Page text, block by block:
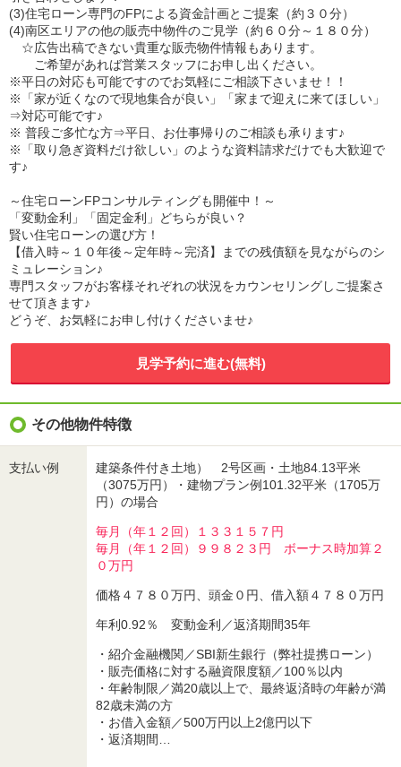
(3)住宅ローン専門のFPによる資金計画とご提案（約３０分）
(4)南区エリアの他の販売中物件のご見学（約６０分～１８０分）
☆広告出稿できない貴重な販売物件情報もあります。
ご希望があれば営業スタッフにお申し出ください。
※平日の対応も可能ですのでお気軽にご相談下さいませ！！
※「家が近くなので現地集合が良い」「家まで迎えに来てほしい」
⇒対応可能です♪
※ 普段ご多忙な方⇒平日、お仕事帰りのご相談も承ります♪
※「取り急ぎ資料だけ欲しい」のような資料請求だけでも大歓迎で
す♪
～住宅ローンFPコンサルティングも開催中！～
「変動金利」「固定金利」どちらが良い？
賢い住宅ローンの選び方！
【借入時～１０年後～定年時～完済】までの残債額を見ながらのシ
ミュレーション♪
専門スタッフがお客様それぞれの状況をカウンセリングしご提案さ
せて頂きます♪
どうぞ、お気軽にお申し付けくださいませ♪
見学予約に進む(無料)
その他物件特徴
支払い例
建築条件付き土地） 2号区画・土地84.13平米
（3075万円）・建物プラン例101.32平米（1705万
円）の場合
毎月（年１２回）１３３１５７円
毎月（年１２回）９９８２３円 ボーナス時加算２
０万円
価格４７８０万円、頭金０円、借入額４７８０万円
年利0.92％ 変動金利／返済期間35年
・紹介金融機関／SBI新生銀行（弊社提携ローン）
・販売価格に対する融資限度額／100％以内
・年齢制限／満20歳以上で、最終返済時の年齢が満
82歳未満の方
・お借入金額／500万円以上2億円以下
・返済期間…